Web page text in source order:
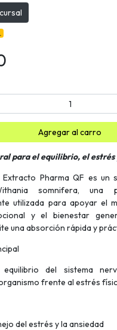
Agregar al carro
para el equilibrio, el
Extracto Pharma QF es un
somnifera, una
utilizada para apoyar el
y el bienestar
una absorción rápida y
del sistema
frente al estrés
del estrés y la ansiedad